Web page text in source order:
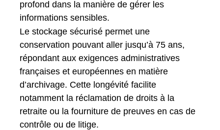
profond dans la manière de gérer les
informations sensibles.
Le stockage sécurisé permet une
conservation pouvant aller jusqu’à 75 ans,
répondant aux exigences administratives
françaises et européennes en matière
d’archivage. Cette longévité facilite
notamment la réclamation de droits à la
retraite ou la fourniture de preuves en cas de
contrôle ou de litige.